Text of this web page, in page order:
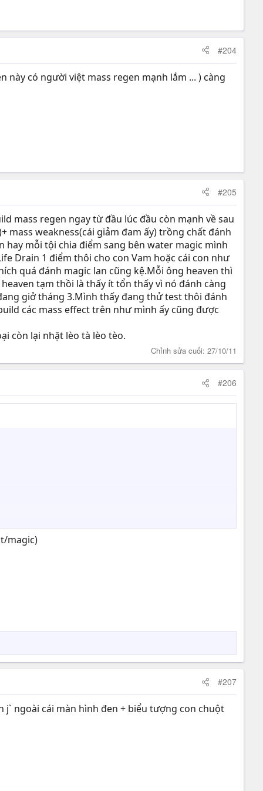
#204
này có người việt mass regen mạnh lắm ... ) càng
#205
mass regen ngay từ đầu lúc đầu còn mạnh về sau
mass weakness(cái giảm đam ấy) trồng chất đánh
hay mỗi tội chia điểm sang bên water magic mình
Drain 1 điểm thôi cho con Vam hoặc cái con như
quá đánh magic lan cũng kệ.Mỗi ông heaven thì
tạm thồi là thấy ít tổn thấy vì nó đánh càng
giở tháng 3.Mình thấy đang thử test thôi đánh
các mass effect trên như mình ấy cũng được
còn lại nhặt lèo tà lèo tèo.
Chỉnh sửa cuối: 27/10/11
#206
magic)
#207
j` ngoài cái màn hình đen + biểu tượng con chuột